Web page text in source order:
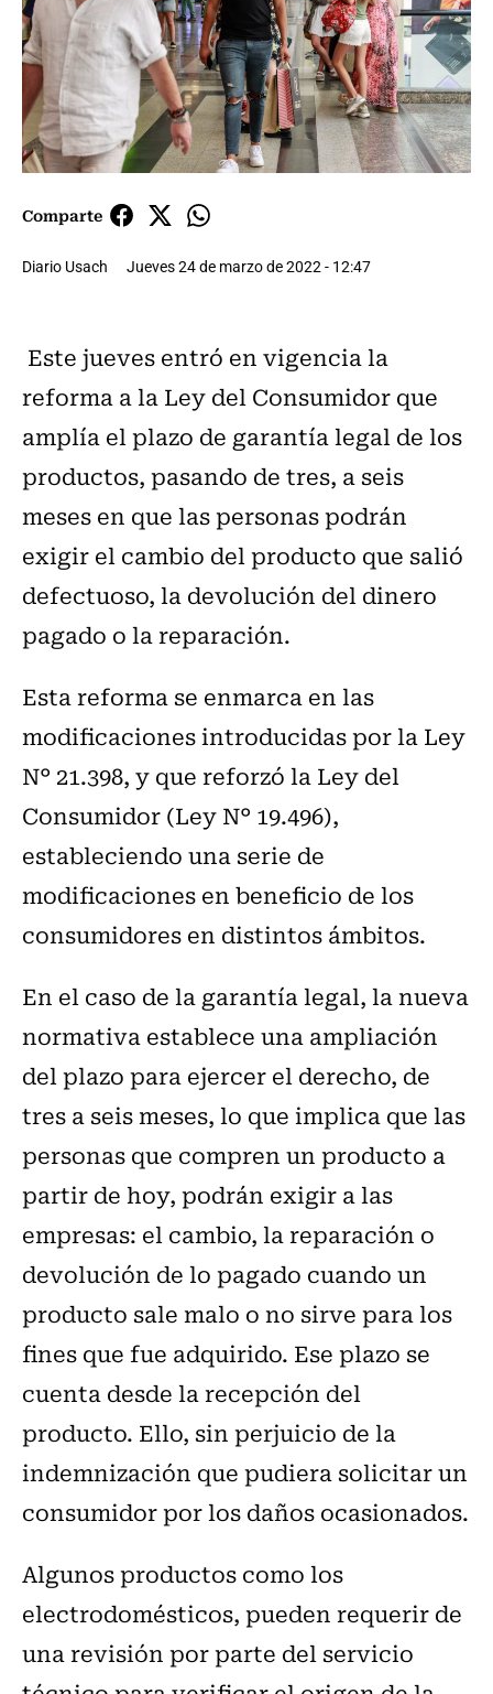
Comparte
Diario Usach Jueves 24 de marzo de 2022 - 12:47
Este jueves entró en vigencia la
reforma a la Ley del Consumidor que
amplía el plazo de garantía legal de los
productos, pasando de tres, a seis
meses en que las personas podrán
exigir el cambio del producto que salió
defectuoso, la devolución del dinero
pagado o la reparación.
Esta reforma se enmarca en las
modificaciones introducidas por la Ley
N° 21.398, y que reforzó la Ley del
Consumidor (Ley N° 19.496),
estableciendo una serie de
modificaciones en beneficio de los
consumidores en distintos ámbitos.
En el caso de la garantía legal, la nueva
normativa establece una ampliación
del plazo para ejercer el derecho, de
tres a seis meses, lo que implica que las
personas que compren un producto a
partir de hoy, podrán exigir a las
empresas: el cambio, la reparación o
devolución de lo pagado cuando un
producto sale malo o no sirve para los
fines que fue adquirido. Ese plazo se
cuenta desde la recepción del
producto. Ello, sin perjuicio de la
indemnización que pudiera solicitar un
consumidor por los daños ocasionados.
Algunos productos como los
electrodomésticos, pueden requerir de
una revisión por parte del servicio